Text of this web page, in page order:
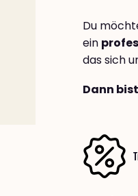
Du
ein
das sich
Dann